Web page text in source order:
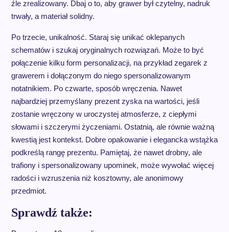
źle zrealizowany. Dbaj o to, aby grawer był czytelny, nadruk
trwały, a materiał solidny.
Po trzecie, unikalność. Staraj się unikać oklepanych
schematów i szukaj oryginalnych rozwiązań. Może to być
połączenie kilku form personalizacji, na przykład zegarek z
grawerem i dołączonym do niego spersonalizowanym
notatnikiem. Po czwarte, sposób wręczenia. Nawet
najbardziej przemyślany prezent zyska na wartości, jeśli
zostanie wręczony w uroczystej atmosferze, z ciepłymi
słowami i szczerymi życzeniami. Ostatnią, ale równie ważną
kwestią jest kontekst. Dobre opakowanie i elegancka wstążka
podkreślą rangę prezentu. Pamiętaj, że nawet drobny, ale
trafiony i spersonalizowany upominek, może wywołać więcej
radości i wzruszenia niż kosztowny, ale anonimowy
przedmiot.
Sprawdź także: